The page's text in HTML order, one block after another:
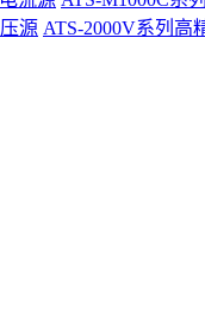
源 ATS-2000V系列高